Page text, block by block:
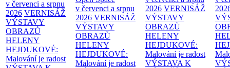
v červenci a srpnu
2026 VERNISÁŽ
VÝSTAVY
OBRAZŮ
HELENY
HEJDUKOVÉ:
Malování je radost
v červenci a srpnu
2026 VERNISÁŽ
VÝSTAVY
OBRAZŮ
HELENY
HEJDUKOVÉ:
Malování je radost
2026 VERNISÁŽ
VÝSTAVY
OBRAZŮ
HELENY
HEJDUKOVÉ:
Malování je radost
VÝSTAVA K